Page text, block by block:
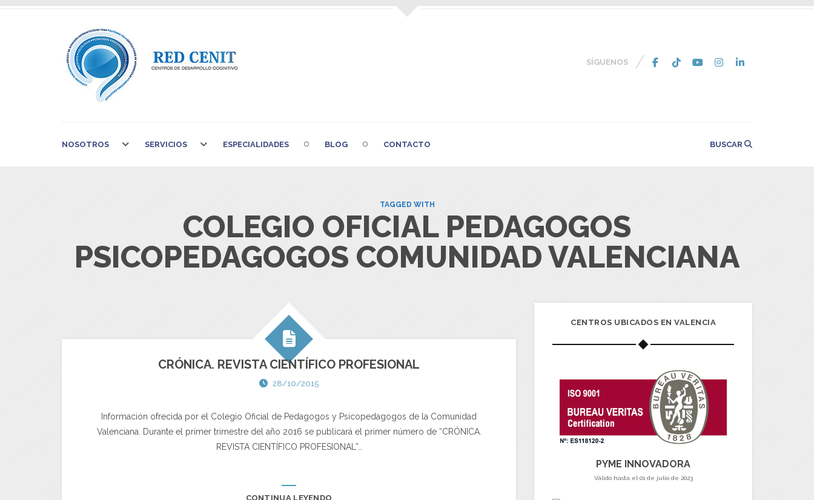
SÍGUENOS
NOSOTROS SERVICIOS ESPECIALIDADES BLOG CONTACTO BUSCAR
TAGGED WITH
COLEGIO OFICIAL PEDAGOGOS
PSICOPEDAGOGOS COMUNIDAD VALENCIANA
CRÓNICA. REVISTA CIENTÍFICO PROFESIONAL
28/10/2015
Información ofrecida por el Colegio Oficial de Pedagogos y Psicopedagogos de la Comunidad
Valenciana. Durante el primer trimestre del año 2016 se publicará el primer número de “CRÓNICA.
REVISTA CIENTÍFICO PROFESIONAL”…
CONTINUA LEYENDO
CENTROS UBICADOS EN VALENCIA
PYME INNOVADORA
Válido hasta el 01 de julio de 2023